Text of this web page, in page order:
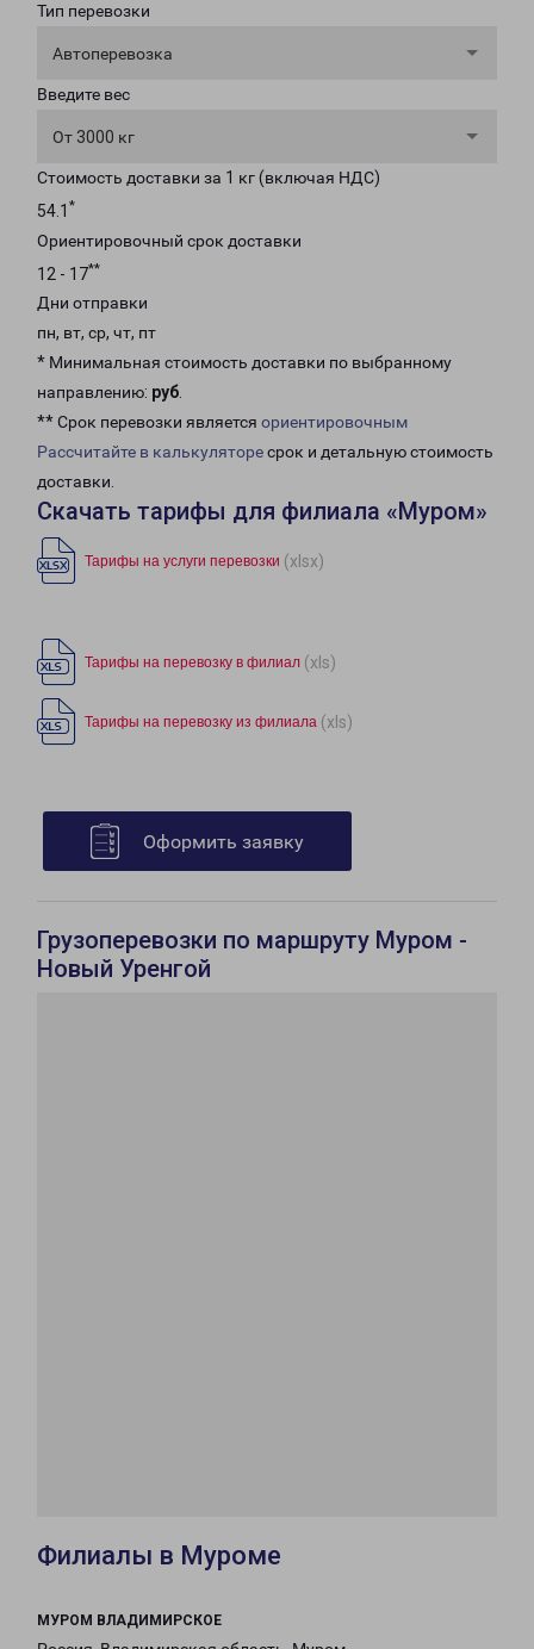
Тип перевозки
Автоперевозка
Введите вес
От 3000 кг
Стоимость доставки за 1 кг (включая НДС)
54.1 *
Ориентировочный срок доставки
12 - 17**
Дни отправки
пн, вт, ср, чт, пт
* Минимальная стоимость доставки по выбранному
направлению: руб.
** Срок перевозки является ориентировочным
Рассчитайте в калькуляторесрок и детальную стоимость
доставки.
Скачать тарифы для филиала «Муром»
Тарифы на услуги перевозки (xlsx)
Тарифы на перевозку в филиал (xls)
Тарифы на перевозку из филиала (xls)
Оформить заявку
Грузоперевозки по маршруту Муром -
Новый Уренгой
Филиалы в Муроме
МУРОМ ВЛАДИМИРСКОЕ